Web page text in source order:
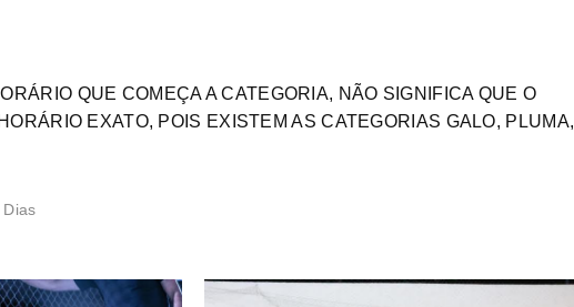
QUE COMEÇA A CATEGORIA, NÃO SIGNIFICA QUE O
EXATO, POIS EXISTEM AS CATEGORIAS GALO, PLUMA,